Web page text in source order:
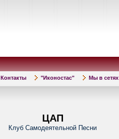
Контакты "Иконостас" Мы в сетях
ЦАП
Клуб Самодеятельной Песни